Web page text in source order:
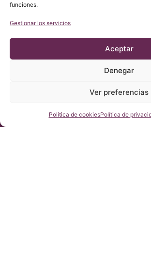
funciones.
Gestionar los servicios
Aceptar
Denegar
Ver preferencias
Política de cookiesPolítica de
Consúltenos